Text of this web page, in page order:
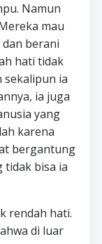
Namun
mau
berani
hati tidak
sekalipun ia
ia juga
yang
karena
bergantung
tidak bisa ia
rendah hati.
di luar